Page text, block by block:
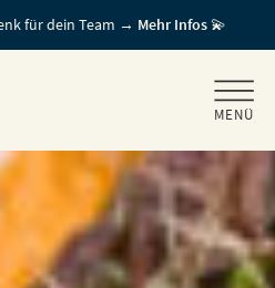
+
+
für dein Team → Mehr Infos💫
MENÜ